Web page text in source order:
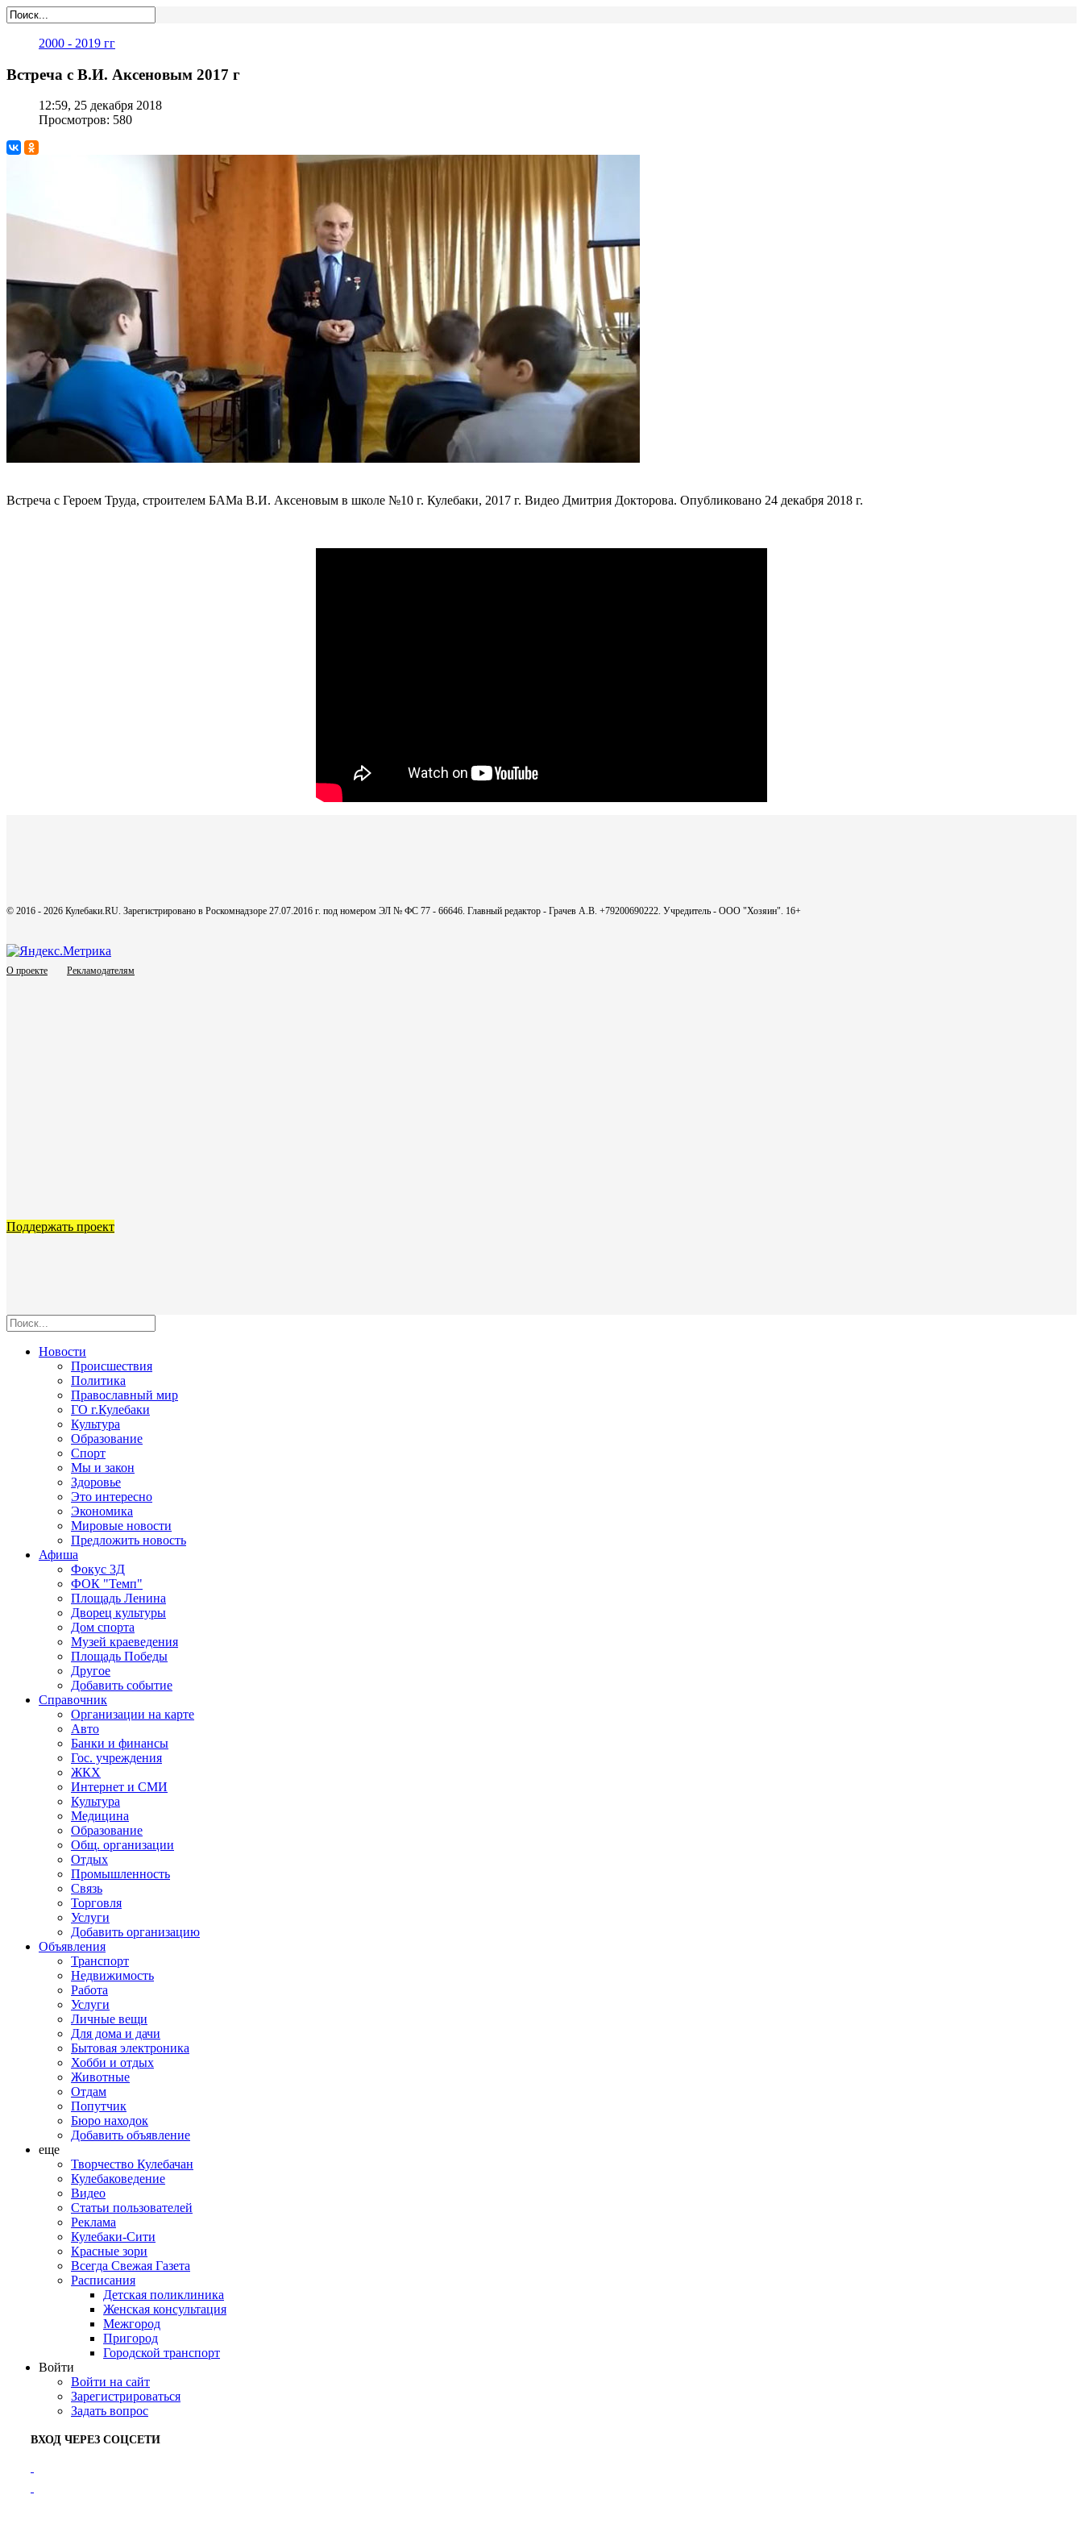
2000 - 2019 гг
Встреча с В.И. Аксеновым 2017 г
12:59, 25 декабря 2018
Просмотров: 580
Встреча с Героем Труда, строителем БАМа В.И. Аксеновым в школе №10 г. Кулебаки, 2017 г. Видео Дмитрия Докторова. Опубликовано 24 декабря 2018 г.
© 2016 - 2026 Кулебаки.RU. Зарегистрировано в Роскомнадзоре 27.07.2016 г. под номером ЭЛ № ФС 77 - 66646. Главный редактор - Грачев А.В. +79200690222. Учредитель - ООО "Хозяин". 16+
О проекте Рекламодателям
Поддержать проект
Новости
Происшествия
Политика
Православный мир
ГО г.Кулебаки
Культура
Образование
Спорт
Мы и закон
Здоровье
Это интересно
Экономика
Мировые новости
Предложить новость
Афиша
Фокус 3Д
ФОК "Темп"
Площадь Ленина
Дворец культуры
Дом спорта
Музей краеведения
Площадь Победы
Другое
Добавить событие
Справочник
Организации на карте
Авто
Банки и финансы
Гос. учреждения
ЖКХ
Интернет и СМИ
Культура
Медицина
Образование
Общ. организации
Отдых
Промышленность
Связь
Торговля
Услуги
Добавить организацию
Объявления
Транспорт
Недвижимость
Работа
Услуги
Личные вещи
Для дома и дачи
Бытовая электроника
Хобби и отдых
Животные
Отдам
Попутчик
Бюро находок
Добавить объявление
еще
Творчество Кулебачан
Кулебаковедение
Видео
Статьи пользователей
Реклама
Кулебаки-Сити
Красные зори
Всегда Свежая Газета
Расписания
Детская поликлиника
Женская консультация
Межгород
Пригород
Городской транспорт
Войти
Войти на сайт
Зарегистрироваться
Задать вопрос
ВХОД ЧЕРЕЗ СОЦСЕТИ